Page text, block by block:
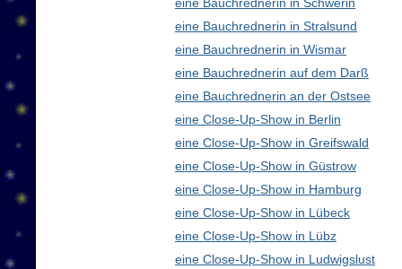
eine Bauchrednerin in Schwerin
eine Bauchrednerin in Stralsund
eine Bauchrednerin in Wismar
eine Bauchrednerin auf dem Darß
eine Bauchrednerin an der Ostsee
eine Close-Up-Show in Berlin
eine Close-Up-Show in Greifswald
eine Close-Up-Show in Güstrow
eine Close-Up-Show in Hamburg
eine Close-Up-Show in Lübeck
eine Close-Up-Show in Lübz
eine Close-Up-Show in Ludwigslust